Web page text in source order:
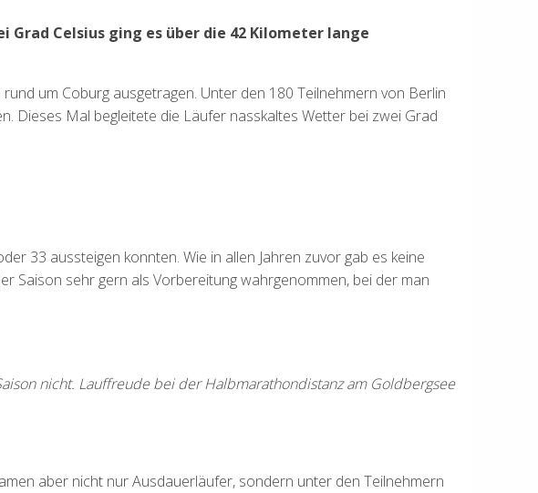
Grad Celsius ging es über die 42 Kilometer lange
um Coburg ausgetragen. Unter den 180 Teilnehmern von Berlin
Dieses Mal begleitete die Läufer nasskaltes Wetter bei zwei Grad
33 aussteigen konnten. Wie in allen Jahren zuvor gab es keine
Saison sehr gern als Vorbereitung wahrgenommen, bei der man
nicht. Lauffreude bei der Halbmarathondistanz am Goldbergsee
aber nicht nur Ausdauerläufer, sondern unter den Teilnehmern